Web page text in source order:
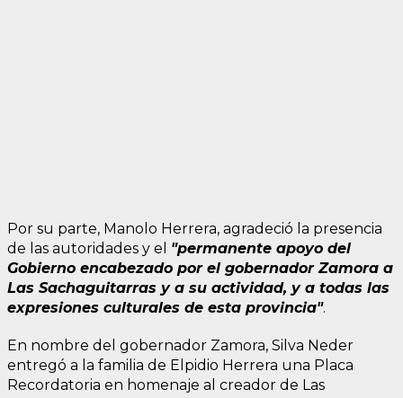
Por su parte, Manolo Herrera, agradeció la presencia
de las autoridades y el "permanente apoyo del
Gobierno encabezado por el gobernador Zamora a
Las Sachaguitarras y a su actividad, y a todas las
expresiones culturales de esta provincia".
En nombre del gobernador Zamora, Silva Neder
entregó a la familia de Elpidio Herrera una Placa
Recordatoria en homenaje al creador de Las